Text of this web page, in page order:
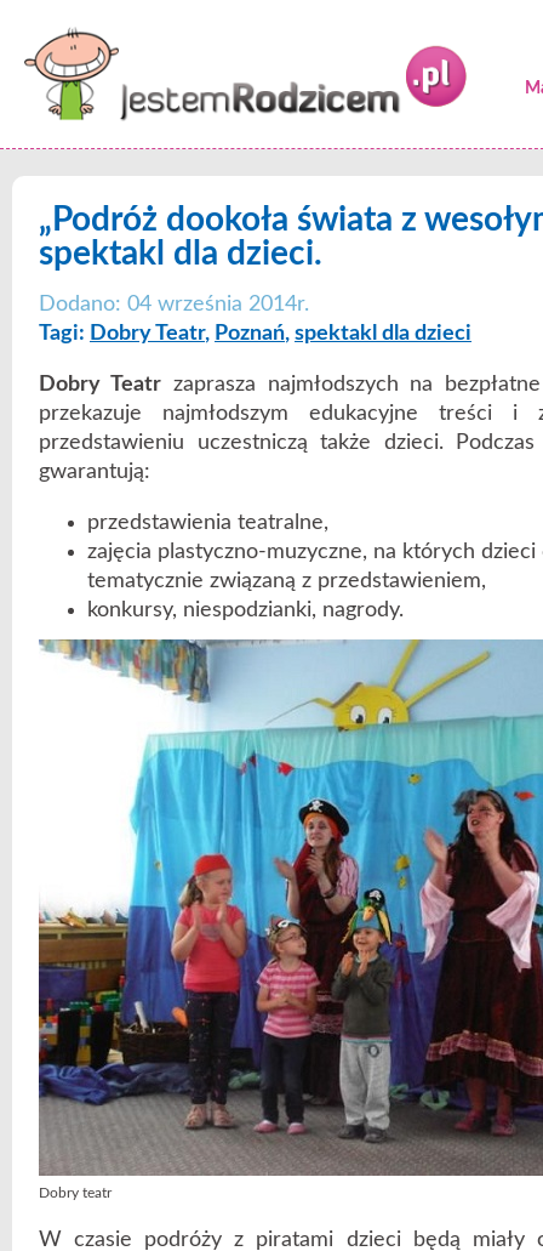
„Podróż dookoła świata z
spektakl dla dzieci.
Dodano: 04 września 2014r.
Tagi: Dobry Teatr, Poznań, spektakl dla dzieci
Dobry Teatrzaprasza najmłodszych na
przekazuje najmłodszym edukacyjne treści i
przedstawieniu uczestniczą także dzieci.
gwarantują:
przedstawienia teatralne,
zajęcia plastyczno-muzyczne, na których
tematycznie związaną z przedstawieniem,
konkursy, niespodzianki, nagrody.
Dobry teatr
W czasie podróży z piratami dzieci będą miały